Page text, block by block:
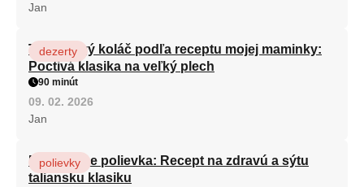
Jan
Tvarohový koláč podľa receptu mojej maminky:
Poctivá klasika na veľký plech
dezerty
90 minút
09. 02. 2026
Jan
Minestrone polievka: Recept na zdravú a sýtu
taliansku klasiku
polievky